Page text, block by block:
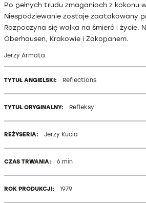
Po pełnych trudu zmaganiach z kokonu
Niespodziewanie zostaje zaatakowany
Rozpoczyna się walka na śmierć i życie.
Oberhausen, Krakowie i Zakopanem.
Jerzy Armata
TYTUŁ ANGIELSKI: Reflections
TYTUŁ ORYGINALNY: Refleksy
REŻYSERIA: Jerzy Kucia
CZAS TRWANIA: 6 min
ROK PRODUKCJI: 1979